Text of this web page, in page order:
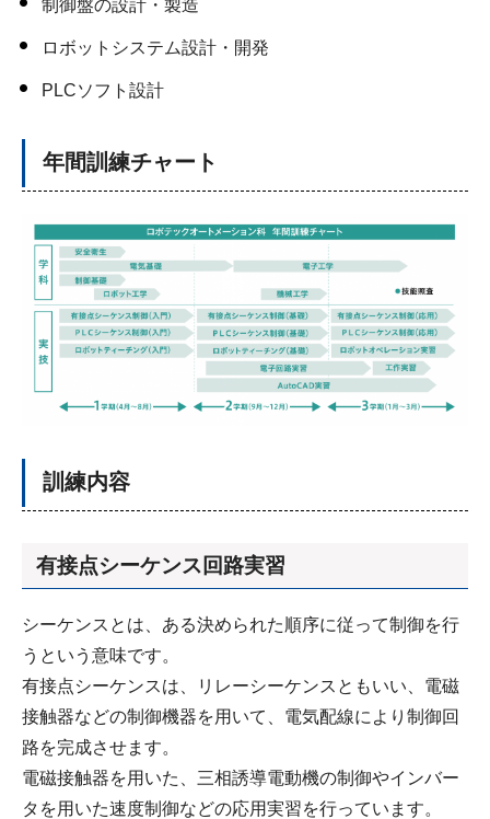
制御盤の設計・製造
ロボットシステム設計・開発
PLCソフト設計
年間訓練チャート
訓練内容
有接点シーケンス回路実習
シーケンスとは、ある決められた順序に従って制御を行
うという意味です。
有接点シーケンスは、リレーシーケンスともいい、電磁
接触器などの制御機器を用いて、電気配線により制御回
路を完成させます。
電磁接触器を用いた、三相誘導電動機の制御やインバー
タを用いた速度制御などの応用実習を行っています。